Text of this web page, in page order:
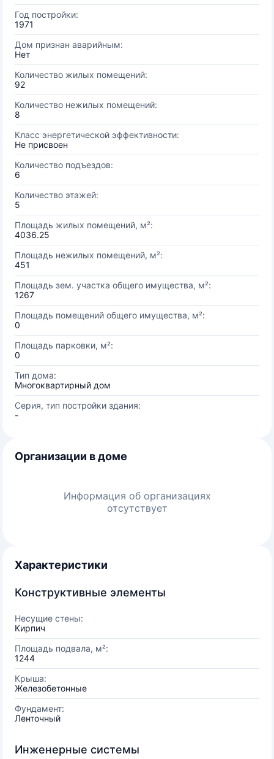
Год постройки:
1971
Дом признан аварийным:
Нет
Количество жилых помещений:
92
Количество нежилых помещений:
8
Класс энергетической эффективности:
Не присвоен
Количество подъездов:
6
Количество этажей:
5
Площадь жилых помещений, м²:
4036.25
Площадь нежилых помещений, м²:
451
Площадь зем. участка общего имущества, м²:
1267
Площадь помещений общего имущества, м²:
0
Площадь парковки, м²:
0
Тип дома:
Многоквартирный дом
Серия, тип постройки здания:
-
Организации в доме
Информация об организациях
отсутствует
Характеристики
Конструктивные элементы
Несущие стены:
Кирпич
Площадь подвала, м²:
1244
Крыша:
Железобетонные
Фундамент:
Ленточный
Инженерные системы